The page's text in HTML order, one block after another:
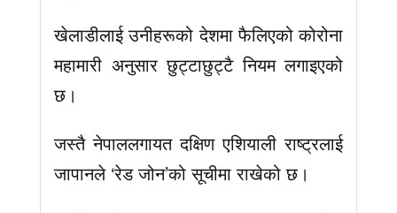
खेलाडीलाई उनीहरूको देशमा फैलिएको कोरोना
महामारी अनुसार छुट्टाछुट्टै नियम लगाइएको
छ।
जस्तै नेपाललगायत दक्षिण एशियाली राष्ट्रलाई
जापानले ‘रेड जोन’को सूचीमा राखेको छ।